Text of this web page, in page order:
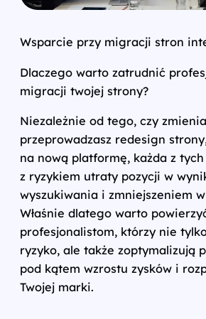
Wsparcie przy migracji stron
Dlaczego warto zatrudnić
migracji twojej strony?
Niezależnie od tego, czy
przeprowadzasz redesign
na nową platformę, każda z
z ryzykiem utraty pozycji w
wyszukiwania i zmniejszeniem
Właśnie dlatego warto
profesjonalistom, którzy nie
ryzyko, ale także zoptymalizują
pod kątem wzrostu zysków i
Twojej marki.